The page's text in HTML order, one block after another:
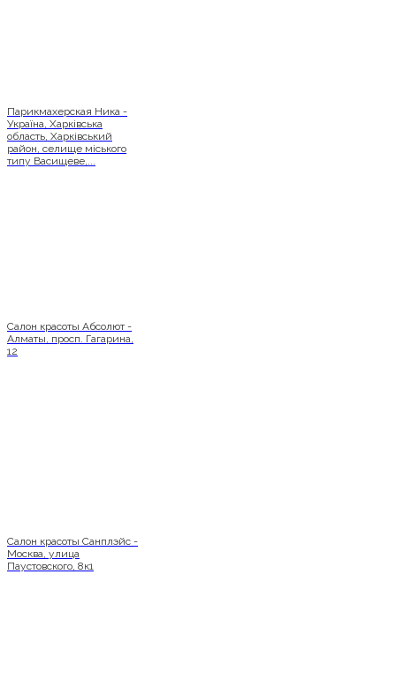
Парикмахерская Ника -
Україна, Харківська
область, Харківський
район, селище міського
типу Васищеве,...
Салон красоты Абсолют -
Алматы, просп. Гагарина,
12
Салон красоты Санплэйс -
Москва, улица
Паустовского, 8к1